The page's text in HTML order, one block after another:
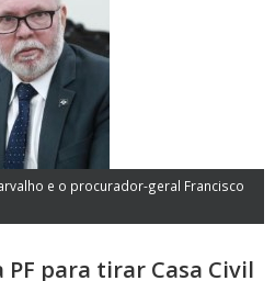
e o procurador-geral Francisco
PF para tirar Casa Civil